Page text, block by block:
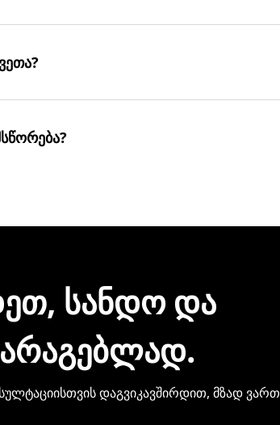
მიტანის სერვისი უფასოა.
ვართ, 3 სამუშაო დღეც არ დაგვჭირდება.
ᲡᲐᲜᲓᲝ ᲓᲐ
დაგვიკავშირდით, მზად ვართ